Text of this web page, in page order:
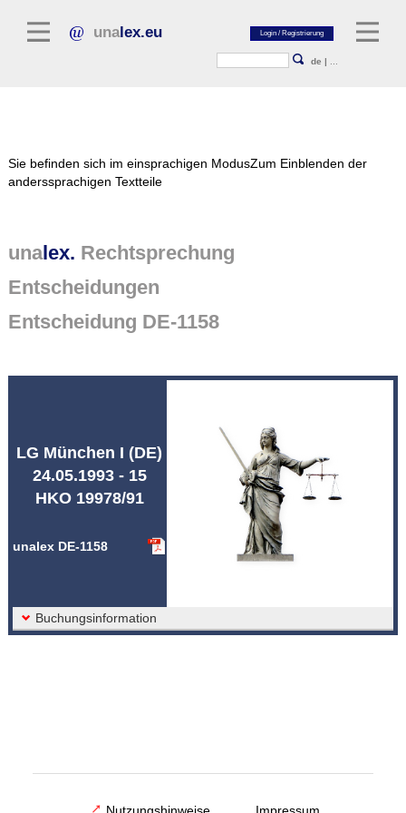
unalex.eu
de |
Normtexte
Rechtsprechung
Sie befinden sich im einsprachigen ModusZum Einblenden der
anderssprachigen Textteile
unalex. Rechtsprechung
Entscheidungen
Entscheidung DE-1158
LG München I (DE)
24.05.1993 - 15
HKO 19978/91
unalex DE-1158
Buchungsinformation
Nutzungshinweise Impressum